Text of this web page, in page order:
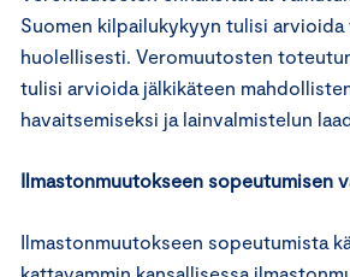
Suomen kilpailukykyyn tulisi arvioida
huolellisesti. Veromuutosten
tulisi arvioida jälkikäteen
havaitsemiseksi ja lainvalmistelun
Ilmastonmuutokseen sopeutumisen
Ilmastonmuutokseen sopeutumista